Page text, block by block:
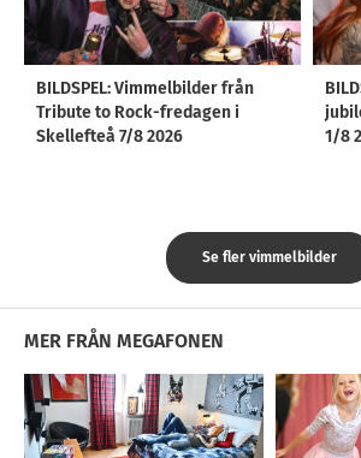
BILDSPEL: Vimmelbilder från
Tribute to Rock-fredagen i
Skellefteå 7/8 2026
1/8
Se fler vimmelbilder
MER FRÅN MEGAFONEN